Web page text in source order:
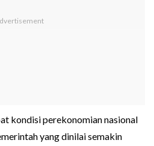
kondisi perekonomian nasional
yang dinilai semakin